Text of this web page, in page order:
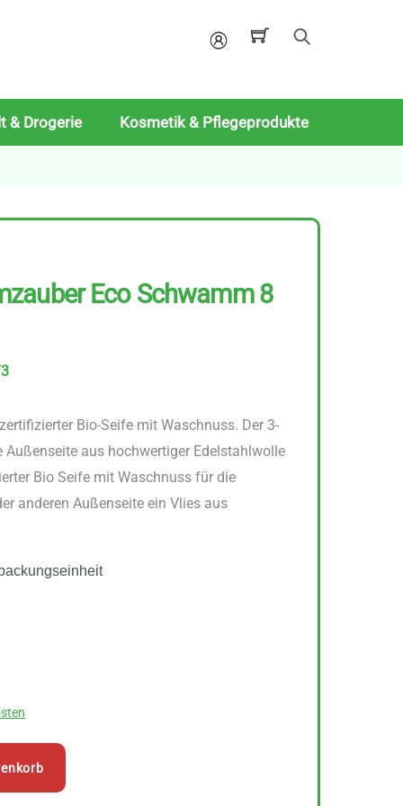
Mein
& Drogerie Kosmetik & Pflegeprodukte
Eco Schwamm 8
Bio-Seife mit Waschnuss. Der 3-
aus hochwertiger Edelstahlwolle
Bio Seife mit Waschnuss für die
anderen Außenseite ein Vlies aus